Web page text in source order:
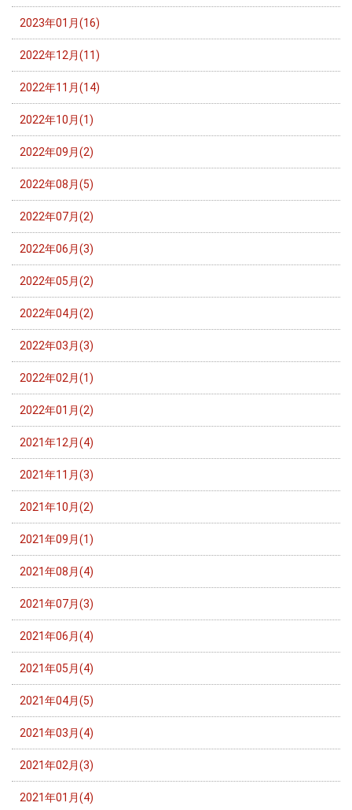
2023年01月(16)
2022年12月(11)
2022年11月(14)
2022年10月(1)
2022年09月(2)
2022年08月(5)
2022年07月(2)
2022年06月(3)
2022年05月(2)
2022年04月(2)
2022年03月(3)
2022年02月(1)
2022年01月(2)
2021年12月(4)
2021年11月(3)
2021年10月(2)
2021年09月(1)
2021年08月(4)
2021年07月(3)
2021年06月(4)
2021年05月(4)
2021年04月(5)
2021年03月(4)
2021年02月(3)
2021年01月(4)